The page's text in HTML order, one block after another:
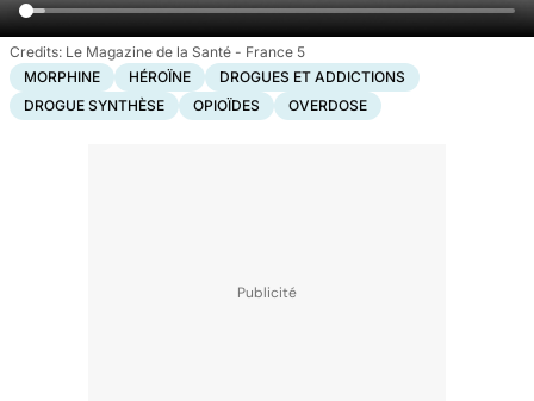
Le Magazine de la Santé - France 5
MORPHINE
HÉROÏNE
DROGUES ET ADDICTIONS
DROGUE SYNTHÈSE
OPIOÏDES OVERDOSE